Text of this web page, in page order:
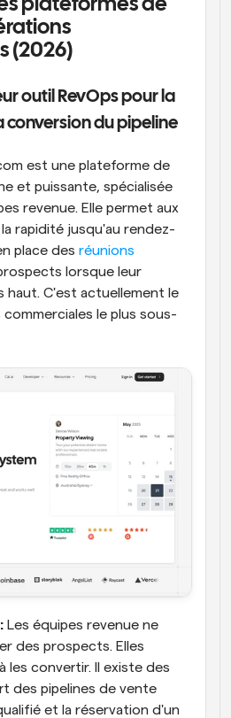
plateformes de
(2026)
outil RevOps pour la
conversion du pipeline
est une plateforme de
et puissante, spécialisée
revenue. Elle permet aux
rapidité jusqu'au rendez-
place des réunions
lorsque leur
haut. C'est actuellement le
le plus sous-
Les équipes revenue ne
des prospects. Elles
les convertir. Il existe des
des pipelines de vente
et la réservation d'un